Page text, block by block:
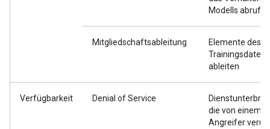
Modells abrufen
Mitgliedschaftsableitung
Elemente des
ableiten
Verfügbarkeit Denial of Service
die von einem
Angreifer